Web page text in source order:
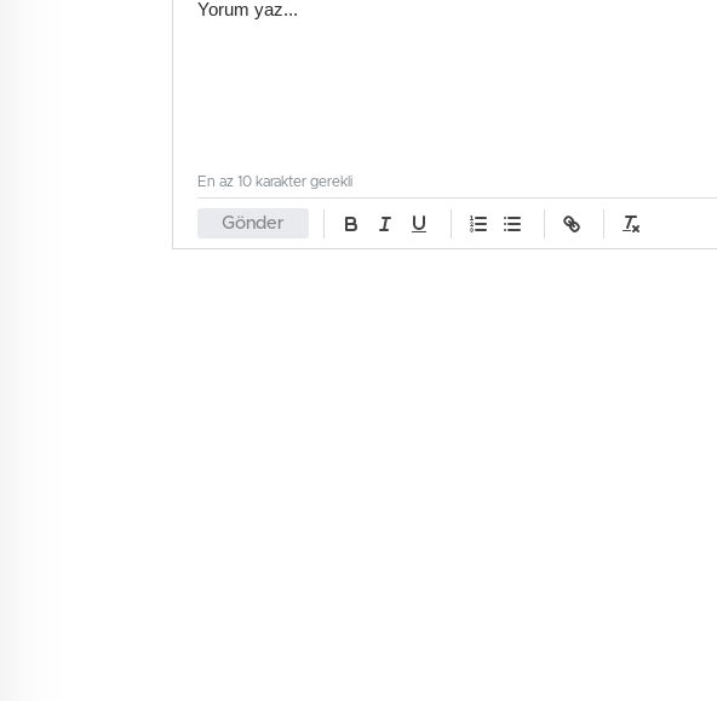
Gönder
En az 10 karakter gerekli